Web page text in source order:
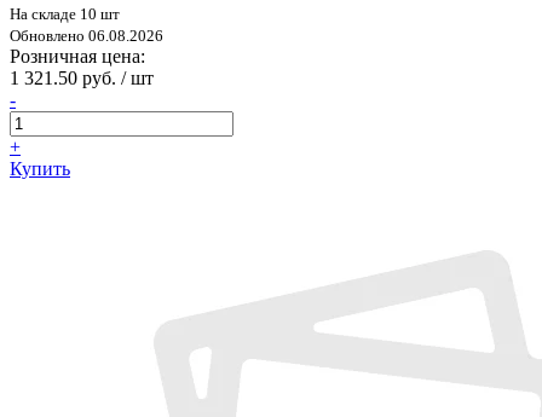
На складе 10 шт
Обновлено 06.08.2026
Розничная цена:
1 321.50 руб. / шт
-
+
Купить